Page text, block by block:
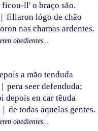
ficou-ll' o braço são.
| fillaron lógo de chão
nas chamas ardentes.
obedïentes...
a mão tenduda
| pera seer defenduda;
depois en car tẽuda
| de todas aquelas gentes.
obedïentes...